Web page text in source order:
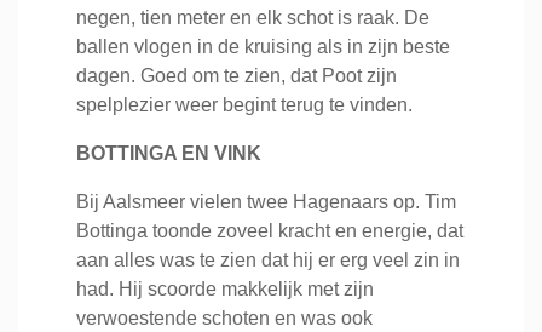
negen, tien meter en elk schot is raak. De
ballen vlogen in de kruising als in zijn beste
dagen. Goed om te zien, dat Poot zijn
spelplezier weer begint terug te vinden.
BOTTINGA EN VINK
Bij Aalsmeer vielen twee Hagenaars op. Tim
Bottinga toonde zoveel kracht en energie, dat
aan alles was te zien dat hij er erg veel zin in
had. Hij scoorde makkelijk met zijn
verwoestende schoten en was ook